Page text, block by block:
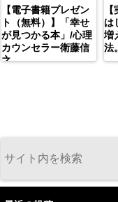
【電子書籍プレゼン
ト（無料）】「幸せ
が見つかる本」/心理
カウンセラー衛藤信
之
は
増
法。